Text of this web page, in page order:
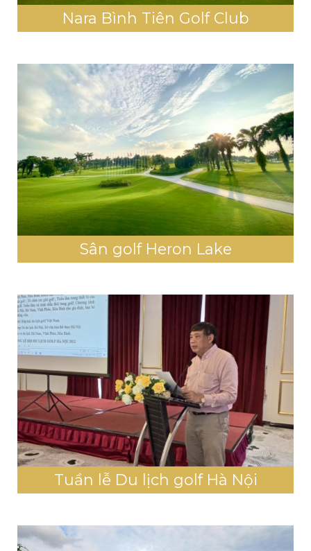
Nara Bình Tiên Golf Club
Sân golf Heron Lake
Tuần lễ Du lịch golf Hà Nội